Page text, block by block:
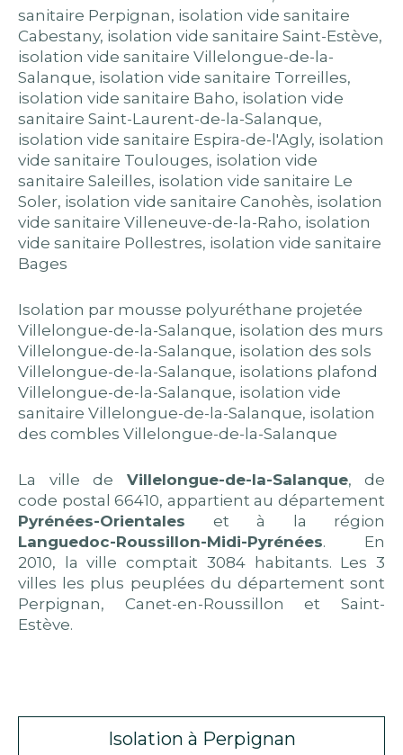
sanitaire Perpignan, isolation vide sanitaire
Cabestany, isolation vide sanitaire Saint-Estève,
isolation vide sanitaire Villelongue-de-la-
Salanque, isolation vide sanitaire Torreilles,
isolation vide sanitaire Baho, isolation vide
sanitaire Saint-Laurent-de-la-Salanque,
isolation vide sanitaire Espira-de-l'Agly, isolation
vide sanitaire Toulouges, isolation vide
sanitaire Saleilles, isolation vide sanitaire Le
Soler, isolation vide sanitaire Canohès, isolation
vide sanitaire Villeneuve-de-la-Raho, isolation
vide sanitaire Pollestres, isolation vide sanitaire
Bages
Isolation par mousse polyuréthane projetée
Villelongue-de-la-Salanque, isolation des murs
Villelongue-de-la-Salanque, isolation des sols
Villelongue-de-la-Salanque, isolations plafond
Villelongue-de-la-Salanque, isolation vide
sanitaire Villelongue-de-la-Salanque, isolation
des combles Villelongue-de-la-Salanque
La ville de Villelongue-de-la-Salanque, de
code postal 66410, appartient au département
Pyrénées-Orientales et à la région
Languedoc-Roussillon-Midi-Pyrénées. En
2010, la ville comptait 3084 habitants. Les 3
villes les plus peuplées du département sont
Perpignan, Canet-en-Roussillon et Saint-
Estève.
Isolation à Perpignan